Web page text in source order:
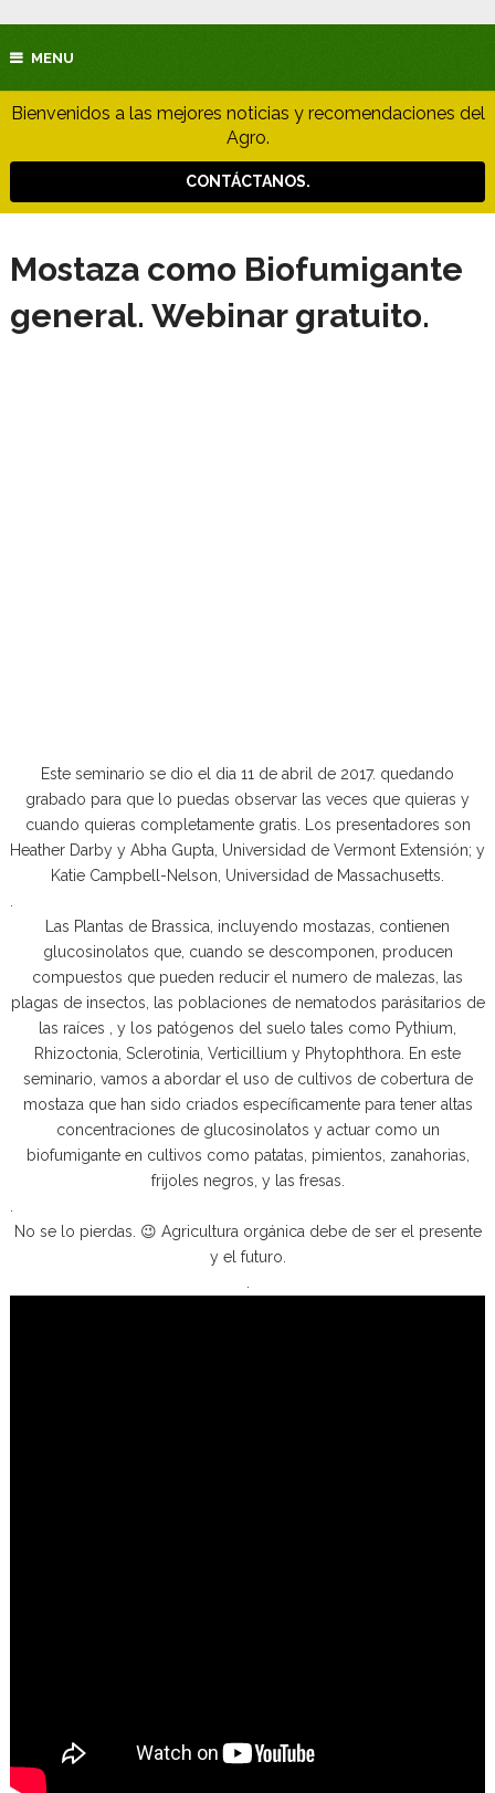
MENU
Bienvenidos a las mejores noticias y recomendaciones del
Agro.
CONTÁCTANOS.
Mostaza como Biofumigante
general. Webinar gratuito.
Este seminario se dio el dia 11 de abril de 2017. quedando
grabado para que lo puedas observar las veces que quieras y
cuando quieras completamente gratis. Los presentadores son
Heather Darby y Abha Gupta, Universidad de Vermont Extensión; y
Katie Campbell-Nelson, Universidad de Massachusetts.
Las Plantas de Brassica, incluyendo mostazas, contienen
glucosinolatos que, cuando se descomponen, producen
compuestos que pueden reducir el numero de malezas, las
plagas de insectos, las poblaciones de nematodos parásitarios de
las raíces , y los patógenos del suelo tales como Pythium,
Rhizoctonia, Sclerotinia, Verticillium y Phytophthora. En este
seminario, vamos a abordar el uso de cultivos de cobertura de
mostaza que han sido criados específicamente para tener altas
concentraciones de glucosinolatos y actuar como un
biofumigante en cultivos como patatas, pimientos, zanahorias,
frijoles negros, y las fresas.
No se lo pierdas. 😉 Agricultura orgánica debe de ser el presente
y el futuro.